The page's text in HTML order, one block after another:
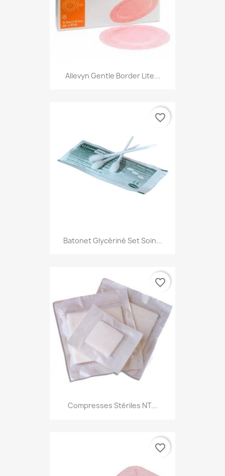
Allevyn Gentle Border Lite...
Batonet Glycériné Set Soin...
favorite_border
Compresses Stériles NT...
favorite_border
favorite_border